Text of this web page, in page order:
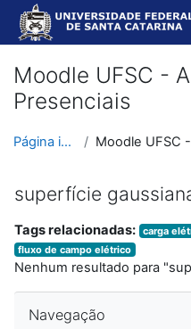
Ir para o conteúdo principal
Moodle UFSC -
Presenciais
Página inicial
superfície
Tags relacionadas: carga
fluxo de campo elétrico
Nenhum resultado para
Navegação